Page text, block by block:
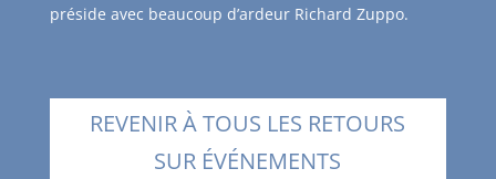
préside avec beaucoup d’ardeur Richard Zuppo.
REVENIR À TOUS LES RETOURS
SUR ÉVÉNEMENTS